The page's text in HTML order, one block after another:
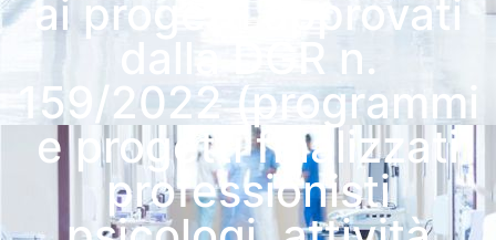
ai progetti approvati
dalla DGR n.
159/2022 (programmi
e progetti finalizzati
professionisti